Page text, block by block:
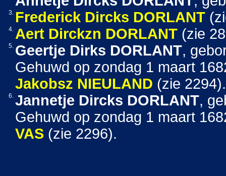
3. Frederick Dircks DORLANT
4. Aert Dirckzn DORLANT (zie
5. Geertje Dirks DORLANT,
Gehuwd op zondag 1 maart
Jakobsz NIEULAND (zie 2294).
6. Jannetje Dircks DORLANT,
Gehuwd op zondag 1 maart
VAS (zie 2296).